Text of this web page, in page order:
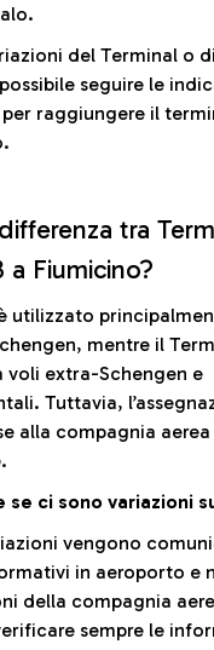
del Terminal o
seguire le
raggiungere il
tra
a Fiumicino?
utilizzato
mentre il
voli extra-Schengen e
Tuttavia,
alla compagnia aerea
se ci sono variazioni
vengono
in aeroporto e
della compagnia
sempre le